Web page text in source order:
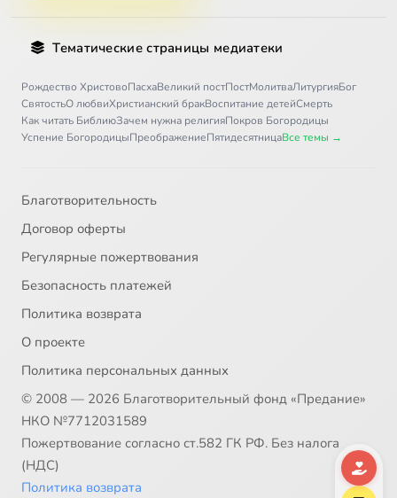
Тематические страницы медиатеки
Рождество ХристовоПасхаВеликий постПостМолитваЛитургияБог
СвятостьО любвиХристианский бракВоспитание детейСмерть
Как читать БиблиюЗачем нужна религияПокров Богородицы
Успение БогородицыПреображениеПятидесятницаВсе темы →
Благотворительность
Договор оферты
Регулярные пожертвования
Безопасность платежей
Политика возврата
О проекте
Политика персональных данных
© 2008 — 2026 Благотворительный фонд «Предание»
НКО №7712031589
Пожертвование согласно ст.582 ГК РФ. Без налога
(НДС)
Политика возврата